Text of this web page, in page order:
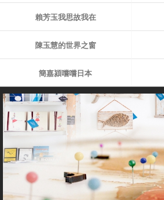
賴芳玉我思故我在
陳玉慧的世界之窗
簡嘉潁嚐嚐日本